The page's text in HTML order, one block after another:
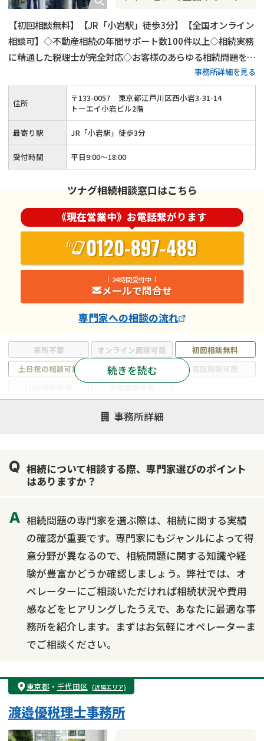
【初回相談無料】【JR「小岩駅」徒歩3分】【全国オンライン
相談可】◇不動産相続の年間サポート数100件以上◇相続実務
に精通した税理士が完全対応◇お客様のあらゆる相続問題を解
事務所詳細を見る
来所不要 オンライン面談可能
初回相談無料
土日祝の相談可能
19時以降電話可能
電話相談可能
遺言書作成・遺言執行
相続放棄
相続登記
相続手続き
銀行手続き
家族信託
成年後見・任意後見
相続トラブル
続きを読む
住所 〒133-0057
東京都江戸川区西小岩3-31-14
トーエイ小岩ビル2階
最寄り駅 JR「小岩駅」徒歩3分
受付時間 平日9:00～18:00
ツナグ相続相談窓口はこちら
《現在営業中》お電話繋がります
0120-897-489
24時間受付中
メールで問合せ
専門家への相談の流れ
事務所詳細
相続について相談する際、専門家選びのポイント
はありますか？
相続問題の専門家を選ぶ際は、相続に関する実績
の確認が重要です。専門家にもジャンルによって得
意分野が異なるので、相続問題に関する知識や経
験が豊富かどうか確認しましょう。弊社では、オ
ペレーターにご相談いただければ相続状況や費用
感などをヒアリングしたうえで、あなたに最適な事
務所を紹介します。まずはお気軽にオペレーターま
でご相談ください。
東京都 ・ 千代田区 (近隣エリア)
渡邉優税理士事務所